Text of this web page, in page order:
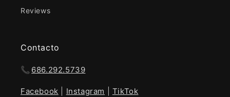
Reviews
Contacto
📞 686.292.5739
Facebook Instagram TikTok